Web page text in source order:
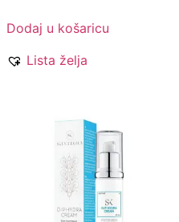
Dodaj u košaricu
Lista želja